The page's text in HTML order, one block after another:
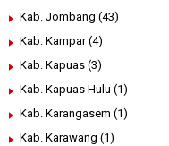
Kab. Jombang (43)
Kab. Kampar (4)
Kab. Kapuas (3)
Kab. Kapuas Hulu (1)
Kab. Karangasem (1)
Kab. Karawang (1)